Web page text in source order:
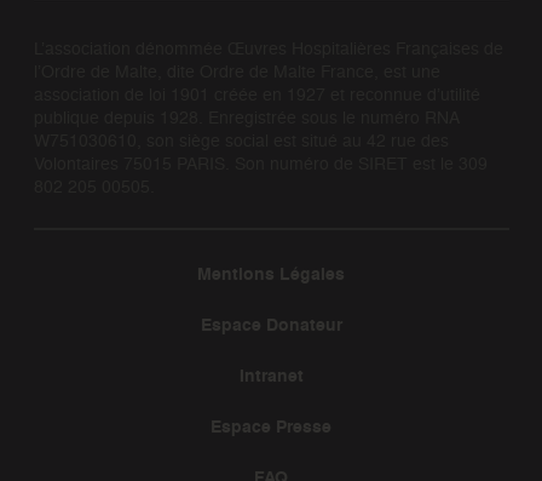
Mentions Légales
Espace Donateur
Intranet
Espace Presse